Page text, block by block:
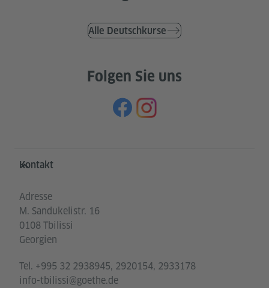
Alle Deutschkurse
Folgen Sie uns
Service- und Informationsbereich
Kontakt
Adresse
M. Sandukelistr. 16
0108 Tbilissi
Georgien
Tel. +995 32 2938945, 2920154, 2933178
info-tbilissi@goethe.de